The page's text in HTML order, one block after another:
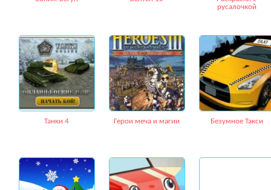
русалочкой
Танки 4 Герои меча и магии Безумное Такси